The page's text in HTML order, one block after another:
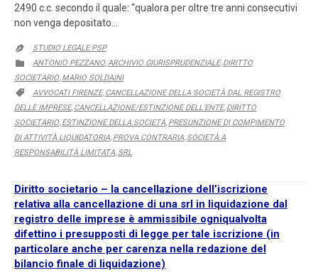
2490 c.c. secondo il quale: “qualora per oltre tre anni consecutivi
non venga depositato…

STUDIO LEGALE PSP

CATEGORY
ANTONIO PEZZANO ARCHIVIO GIURISPRUDENZIALE, DIRITTO
SOCIETARIO MARIO SOLDAINI

CATEGORY
AVVOCATI FIRENZE, CANCELLAZIONE DELLA SOCIETÀ DAL REGISTRO
DELLE IMPRESE, CANCELLAZIONE/ESTINZIONE DELL’ENTE, DIRITTO
SOCIETARIO ESTINZIONE DELLA SOCIETÀ PRESUNZIONE DI COMPIMENTO
DI ATTIVITÀ LIQUIDATORIA PROVA CONTRARIA SOCIETÀ A
RESPONSABILITÀ LIMITATA SRL
Diritto societario – la cancellazione dell’iscrizione
relativa alla cancellazione di una srl in liquidazione dal
registro delle imprese è ammissibile ogniqualvolta
difettino i presupposti di legge per tale iscrizione (in
particolare anche per carenza nella redazione del
bilancio finale di liquidazione)